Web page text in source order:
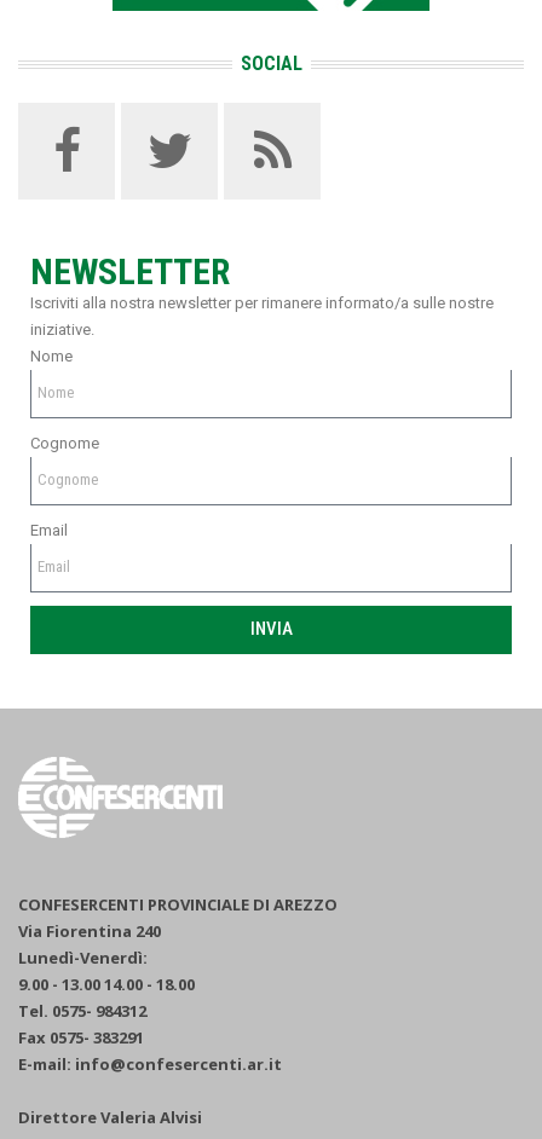
SOCIAL
NEWSLETTER
Iscriviti alla nostra newsletter per rimanere informato/a sulle nostre
iniziative.
Nome
Cognome
Email
INVIA
CONFESERCENTI PROVINCIALE DI AREZZO
Via Fiorentina 240
Lunedì-Venerdì:
9.00 - 13.00 14.00 - 18.00
Tel. 0575- 984312
Fax 0575- 383291
E-mail: info@confesercenti.ar.it
Direttore Valeria Alvisi